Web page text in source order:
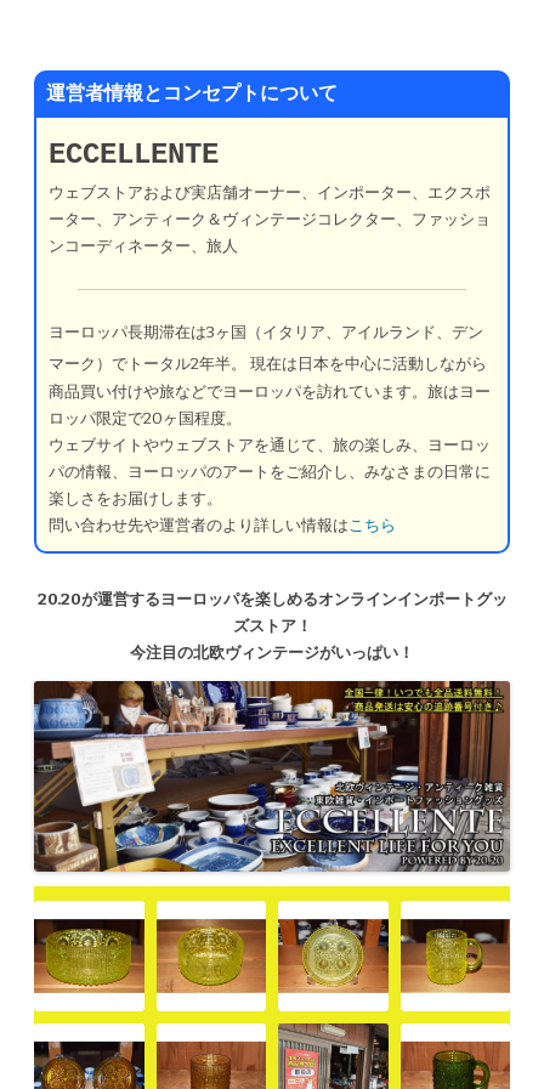
運営者情報とコンセプトについて
ECCELLENTE
ウェブストアおよび実店舗オーナー、インポーター、エクスポ
ーター、アンティーク＆ヴィンテージコレクター、ファッショ
ンコーディネーター、旅人
ヨーロッパ長期滞在は3ヶ国（イタリア、アイルランド、デン
マーク）でトータル2年半。
現在は日本を中心に活動しながら
商品買い付けや旅などでヨーロッパを訪れています。旅はヨー
ロッパ限定で20ヶ国程度。
ウェブサイトやウェブストアを通じて、旅の楽しみ、ヨーロッ
パの情報、ヨーロッパのアートをご紹介し、みなさまの日常に
楽しさをお届けします。
問い合わせ先や運営者のより詳しい情報はこちら
20.20が運営するヨーロッパを楽しめるオンラインインポートグッ
ズストア！
今注目の北欧ヴィンテージがいっぱい！